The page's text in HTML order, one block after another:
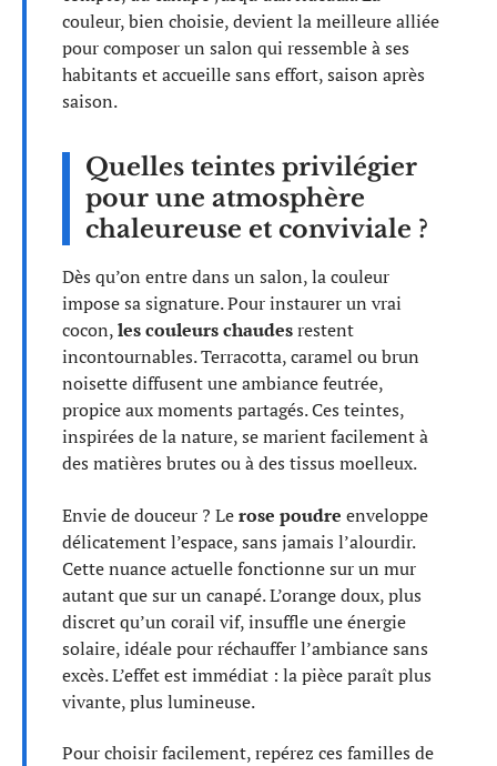
couleur, bien choisie, devient la meilleure alliée
pour composer un salon qui ressemble à ses
habitants et accueille sans effort, saison après
saison.
Quelles teintes privilégier
pour une atmosphère
chaleureuse et conviviale ?
Dès qu’on entre dans un salon, la couleur
impose sa signature. Pour instaurer un vrai
cocon,les couleurs chaudesrestent
incontournables. Terracotta, caramel ou brun
noisette diffusent une ambiance feutrée,
propice aux moments partagés. Ces teintes,
inspirées de la nature, se marient facilement à
des matières brutes ou à des tissus moelleux.
Envie de douceur ? Lerose poudre enveloppe
délicatement l’espace, sans jamais l’alourdir.
Cette nuance actuelle fonctionne sur un mur
autant que sur un canapé. L’orange doux, plus
discret qu’un corail vif, insuffle une énergie
solaire, idéale pour réchauffer l’ambiance sans
excès. L’effet est immédiat : la pièce paraît plus
vivante, plus lumineuse.
Pour choisir facilement, repérez ces familles de